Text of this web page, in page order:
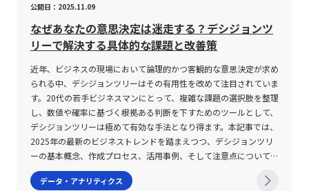
値が実際のリスク以上に高く算出される傾向があります。具体的な
計算式では、当日の「ティピカル・プライス(TP)」が分母に位置
し、これが小さくなると結果としてボラティリティのパーセンテー
ジが大きくなります。このため、投資初心者を含む若手ビジネスマ
ンは、株価の水準にも十分留意した上でボラティリティの指標を解
釈することが求められます。 さらに、市場の流動性もボラティリ
ティの重要な要因となります。市場の流動性が低い場合、売買が成
立しにくく実際の取引が制限されると、計測されるボラティリティ
は実際の市場リスクよりも高く見積もられる可能性があります。そ
のため、投資を行う際には銘柄の流動性や出来高、取引市場の環境
といった要素も十分に考慮し、ボラティリティの数値と合わせて総
ティの計算方法自体も複雑な側面を持ち合わせています。たとえ
出されるため、短期的な市場の動向を捉える上で有用である。 こ
れらの指標は、特にFXなどの外国為替市場において、取引環境の評
価と開始タイミングの決定に大きな影響を与える。 ボラティリテ
ィの注意点 ボラティリティが高い環境下での取引は、大きな利益
獲得のチャンスを提供する反面、リスクも極めて大きくなる。 一
方で、ボラティリティが低い状況は取引の安定性を示すが、利益獲
得機会が限定されやすい。 まず、高いボラティリティの下では、
市場の流動性と出来高が急激に増加する傾向があり、これにより予
測が難しい急変動が発生する可能性がある。 特に、経済指標の発
表直後や主要市場の開始直後は、出来高の急増に伴い値動きが激し
くなるケースが多い。 例えば、米ドル/円やユーロ/米ドルなどの
主要通貨ペアでは比較的安定した動きが見られる一方、南アフリカ
ランド（ZAR）やトルコリラ（TRY）のようなマイナー通貨は急激
理、労務管理など、社員に関する各種情報を統括的に管理し、業務
効率の向上を図るための統合型ソリューションです。従来は紙媒体
やExcelファイルに頼っていた人事業務を、システム上で一元管理
することにより、情報更新の迅速化や正確性の向上を実現します。
具体的には、以下のような機能が含まれます。・採用管理機能：応
募者の基本情報、選考状況、面接結果等を効率的に管理し、採用プ
ロセス全体を見える化します。・人事評価管理機能：各期ごとの目
標設定や実績、評価者からのフィードバックを体系的に集積し、人
材育成や昇進判断に活用されます。・タレントマネジメント機能：
社員のスキル、資格、社内表彰など、個々のキャリアデータを管理
し、将来的な人材配置や組織改革の基盤とします。・勤怠・給与管
理機能：出勤情報、有給休暇の管理、残業時間の集計、さらには各
種手当の計算までを自動化し、担当者の負担を軽減します。また、
公開日：2025.11.09
なぜあなたの意思決定は迷走する？デシジョンツ
リーで解決する具体的な課題と改善策
近年、ビジネスの現場において論理的かつ客観的な意思決定が求め
られる中、デシジョンツリーはその有用性を改めて注目されていま
す。20代の若手ビジネスマンにとって、複雑な課題の選択肢を整理
し、数値や確率に基づく根拠ある判断を下すためのツールとして、
デシジョンツリーは極めて有効な手法となり得ます。本記事では、
2025年の最新のビジネストレンドを踏まえつつ、デシジョンツリ
ーの基本概念、作成プロセス、活用事例、そして注意点について詳
述し、今後のキャリアや業務改善活動において実践的な知識と技術
を提供することを目的としています。 デシジョンツリーとは、目
データ・アナリティクス